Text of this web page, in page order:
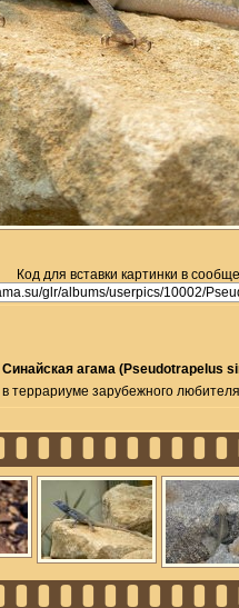
Код для вставки картинки в
Синайская агама (Pseudotrapelus
в террариуме зарубежного